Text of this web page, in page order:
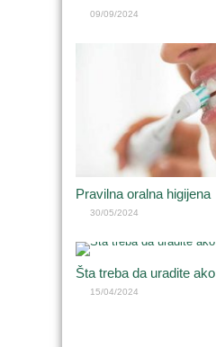
09/09/2024
Pravilna oralna higijena
30/05/2024
Šta treba da uradite
15/04/2024